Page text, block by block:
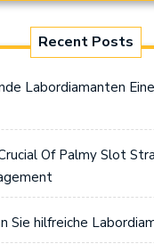
Recent Posts
Labordiamanten
Of Palmy Slot
Sie hilfreiche